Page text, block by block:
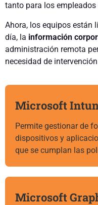
tanto para los empleados
Ahora, los equipos están
día, la información
administración remota
necesidad de
Microsoft
Permite gestionar de
dispositivos y
que se cumplan las
Microsoft